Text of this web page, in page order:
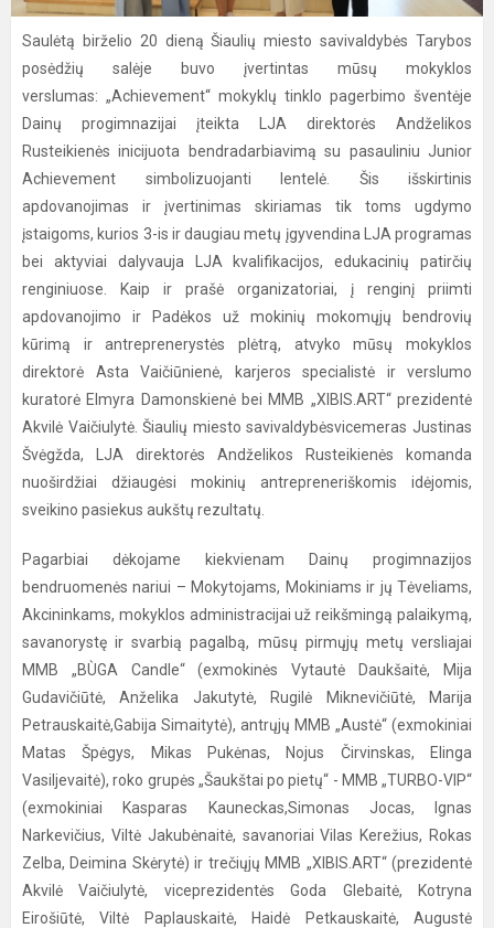
Saulėtą birželio 20 dieną Šiaulių miesto savivaldybės Tarybos
posėdžių salėje buvo įvertintas mūsų mokyklos
verslumas: „Achievement“ mokyklų tinklo pagerbimo šventėje
Dainų progimnazijai įteikta LJA direktorės Andželikos
Rusteikienės inicijuota bendradarbiavimą su pasauliniu Junior
Achievement simbolizuojanti lentelė. Šis išskirtinis
apdovanojimas ir įvertinimas skiriamas tik toms ugdymo
įstaigoms, kurios 3-is ir daugiau metų įgyvendina LJA programas
bei aktyviai dalyvauja LJA kvalifikacijos, edukacinių patirčių
renginiuose. Kaip ir prašė organizatoriai, į renginį priimti
apdovanojimo ir Padėkos už mokinių mokomųjų bendrovių
kūrimą ir antreprenerystės plėtrą, atvyko mūsų mokyklos
direktorė Asta Vaičiūnienė, karjeros specialistė ir verslumo
kuratorė Elmyra Damonskienė bei MMB „XIBIS.ART“ prezidentė
Akvilė Vaičiulytė. Šiaulių miesto savivaldybėsvicemeras Justinas
Švėgžda, LJA direktorės Andželikos Rusteikienės komanda
nuoširdžiai džiaugėsi mokinių antrepreneriškomis idėjomis,
sveikino pasiekus aukštų rezultatų.
Pagarbiai dėkojame kiekvienam Dainų progimnazijos
bendruomenės nariui – Mokytojams, Mokiniams ir jų Tėveliams,
Akcininkams, mokyklos administracijai už reikšmingą palaikymą,
savanorystę ir svarbią pagalbą, mūsų pirmųjų metų versliajai
MMB „BÙGA Candle“ (exmokinės Vytautė Daukšaitė, Mija
Gudavičiūtė, Anželika Jakutytė, Rugilė Miknevičiūtė, Marija
Petrauskaitė,Gabija Simaitytė), antrųjų MMB „Austė“ (exmokiniai
Matas Špėgys, Mikas Pukėnas, Nojus Čirvinskas, Elinga
Vasiljevaitė), roko grupės „Šaukštai po pietų“ - MMB „TURBO­-VIP“
(exmokiniai Kasparas Kauneckas,Simonas Jocas, Ignas
Narkevičius, Viltė Jakubėnaitė, savanoriai Vilas Kerežius, Rokas
Zelba, Deimina Skėrytė) ir trečiųjų MMB „XIBIS.ART“ (prezidentė
Akvilė Vaičiulytė, viceprezidentės Goda Glebaitė, Kotryna
Eirošiūtė, Viltė Paplauskaitė, Haidė Petkauskaitė, Augustė